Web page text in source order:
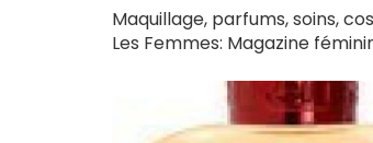
Maquillage, parfums, soins,
Les Femmes: Magazine